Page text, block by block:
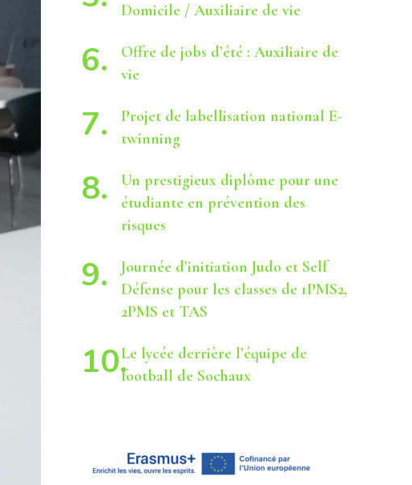
Domicile / Auxiliaire de vie
Offre de jobs d’été : Auxiliaire de
vie
Projet de labellisation national E-
twinning
Un prestigieux diplôme pour une
étudiante en prévention des
risques
Journée d’initiation Judo et Self
Défense pour les classes de 1PMS2,
2PMS et TAS
Le lycée derrière l’équipe de
football de Sochaux